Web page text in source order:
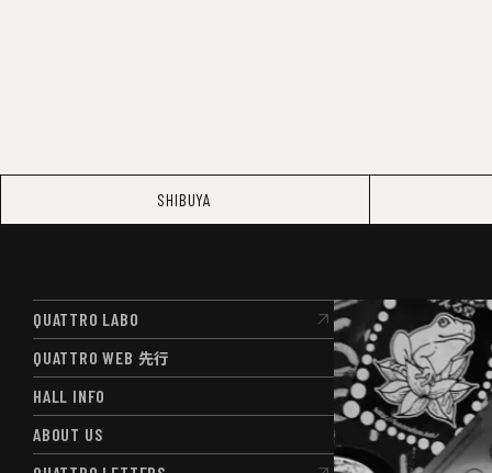
SHIBUYA
QUATTRO LABO
QUATTRO LABO
QUATTRO WEB 先行
QUATTRO WEB先行
HALL INFO
HALL INFO
ABOUT US
ABOUT US